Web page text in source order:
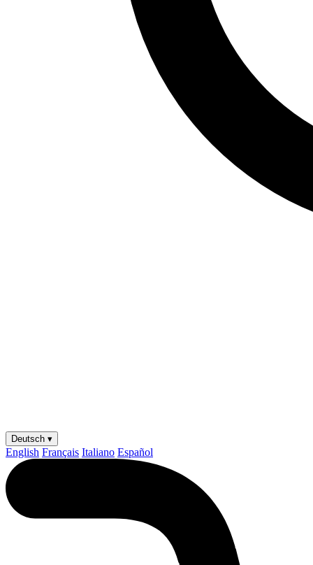
Deutsch ▾
English Français Italiano Español